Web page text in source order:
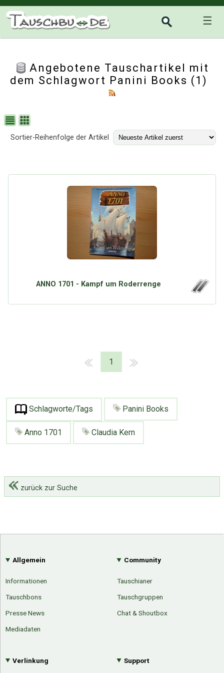
☰
Angebotene Tauschartikel mit
dem Schlagwort Panini Books (1)
Sortier-Reihenfolge der Artikel
ANNO 1701 - Kampf um Roderrenge
1
Schlagworte/Tags Panini Books
Anno 1701 Claudia Kern
zurück zur Suche
Allgemein
Informationen
Tauschbons
Presse News
Mediadaten
Community
Tauschianer
Tauschgruppen
Chat & Shoutbox
Verlinkung Support